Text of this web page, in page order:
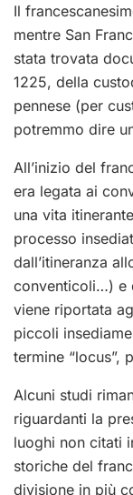
Il
mentre San
stata trovata
1225, della
pennese (per
potremmo dire
All’inizio del
era legata ai
una vita
processo
dall’itineranza
conventicoli…) e
viene riportata
piccoli
termine “locus”,
Alcuni studi
riguardanti la
luoghi non citati
storiche del
divisione in più